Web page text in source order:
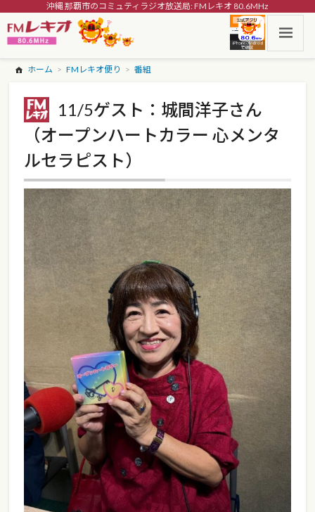
沖縄 那覇市のコミュティラジオ放送局: FMレキオ 80.6MHz
ホーム FMレキオ便り 番組
11/5ゲスト：城間洋子さん
（オープンハートカラー 心メンタ
ルセラピスト）